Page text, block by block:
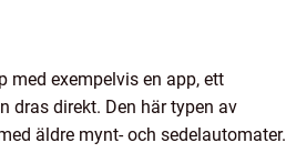
med exempelvis en app, ett
dras direkt. Den här typen av
äldre mynt- och sedelautomater.